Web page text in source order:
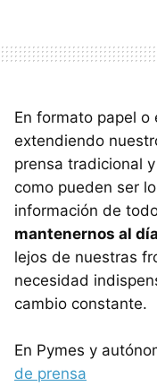
En formato papel
extendiendo
prensa tradicional
como pueden ser
información de
mantenernos al día
lejos de nuestras
necesidad
cambio constante.
En Pymes y
de prensa